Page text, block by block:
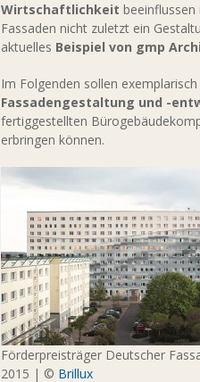
Wirtschaftlichkeit
Fassaden nicht zuletzt ein
aktuelles Beispiel von gmp
Im Folgenden sollen
Fassadengestaltung und -
fertiggestellten
erbringen können.
Förderpreisträger Deutscher
2015 | © Brillux